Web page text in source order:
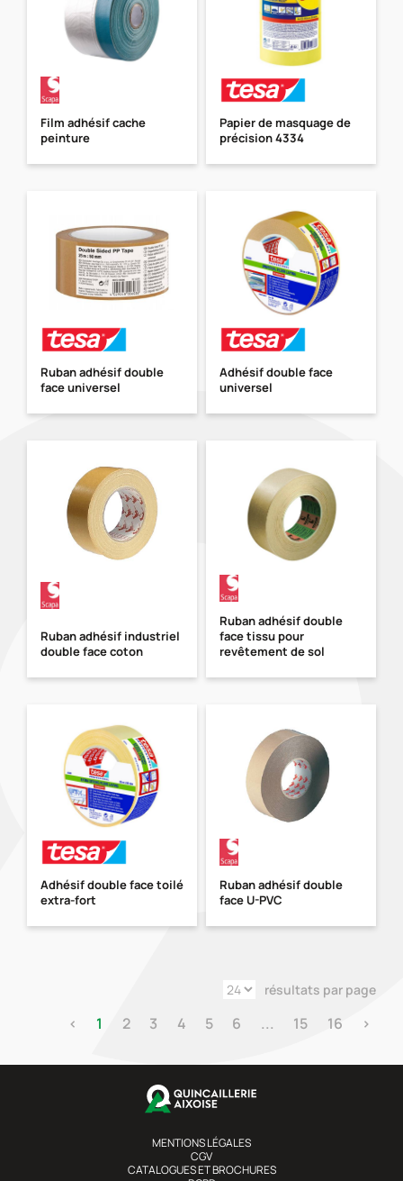
Film adhésif cache
peinture
Papier de masquage de
précision 4334
Ruban adhésif double
face universel
Adhésif double face
universel
Ruban adhésif industriel
double face coton
Ruban adhésif double
face tissu pour
revêtement de sol
Adhésif double face toilé
extra-fort
Ruban adhésif double
face U-PVC
résultats par page
‹ 1 2 3 4 5 6 ... 15 16 ›
MENTIONS LÉGALES
CGV
CATALOGUES ET BROCHURES